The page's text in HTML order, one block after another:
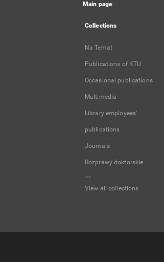
Main page
Collections
Na Temat
Publications of KTU
Occasional publications
Multimedia
Library employees'
publications
Journals
Rozprawy doktorskie
...
View all collections